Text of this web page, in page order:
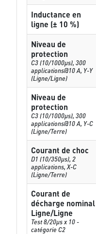
Inductance en
ligne (± 10 %)
Niveau de
protection
C3 (10/1000μs), 300
applications@10 A, Y-Y
(Ligne/Ligne)
Niveau de
protection
C3 (10/1000μs), 300
applications@10 A, Y-C
(Ligne/Terre)
Courant de choc
D1 (10/350μs), 2
applications, X-C
(Ligne/Terre)
Courant de
décharge nominal
Ligne/Ligne
Test 8/20µs x 10 -
catégorie C2